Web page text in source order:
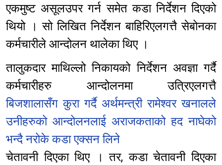
एकमुष्ट असूलउपर गर्न समेत कडा निर्देशन दिएको
थियो । सो लिखित निर्देशन बाहिरिएलगत्तै सेबोनका
कर्मचारीले आन्दोलन थालेका थिए ।
तालुकदार माथिल्लो निकायको निर्देशन अवज्ञा गर्दै
कर्मचारीहरु आन्दोलनमा उत्रिएलगत्तै
बिजशालासँग कुरा गर्दै अर्थमन्त्री रामेश्वर खनालले
उनीहरुको आन्दोलनलाई अराजकताको हद नाघेको
भन्दै नरोके कडा एक्सन लिने
चेतावनी दिएका थिए । तर, कडा चेतावनी दिएका